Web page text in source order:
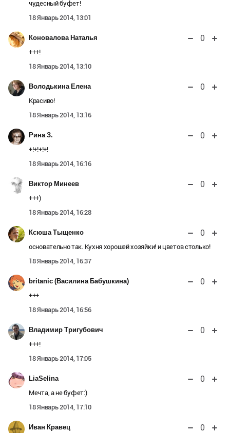
чудесный буфет!
18 Январь 2014, 13:01
Коновалова Наталья 0
+++!
18 Январь 2014, 13:10
Володькина Елена 0
Красиво!
18 Январь 2014, 13:16
Рина З. 0
+!+!+!+!
18 Январь 2014, 16:16
Виктор Минеев 0
+++)
18 Январь 2014, 16:28
Ксюша Тыщенко 0
основательно так. Кухня хорошей хозяйки! и цветов столько!
18 Январь 2014, 16:37
britanic (Василина Бабушкина) 0
+++
18 Январь 2014, 16:56
Владимир Тригубович 0
+++!
18 Январь 2014, 17:05
LiaSelina 0
Мечта, а не буфет:)
18 Январь 2014, 17:10
Иван Кравец 0